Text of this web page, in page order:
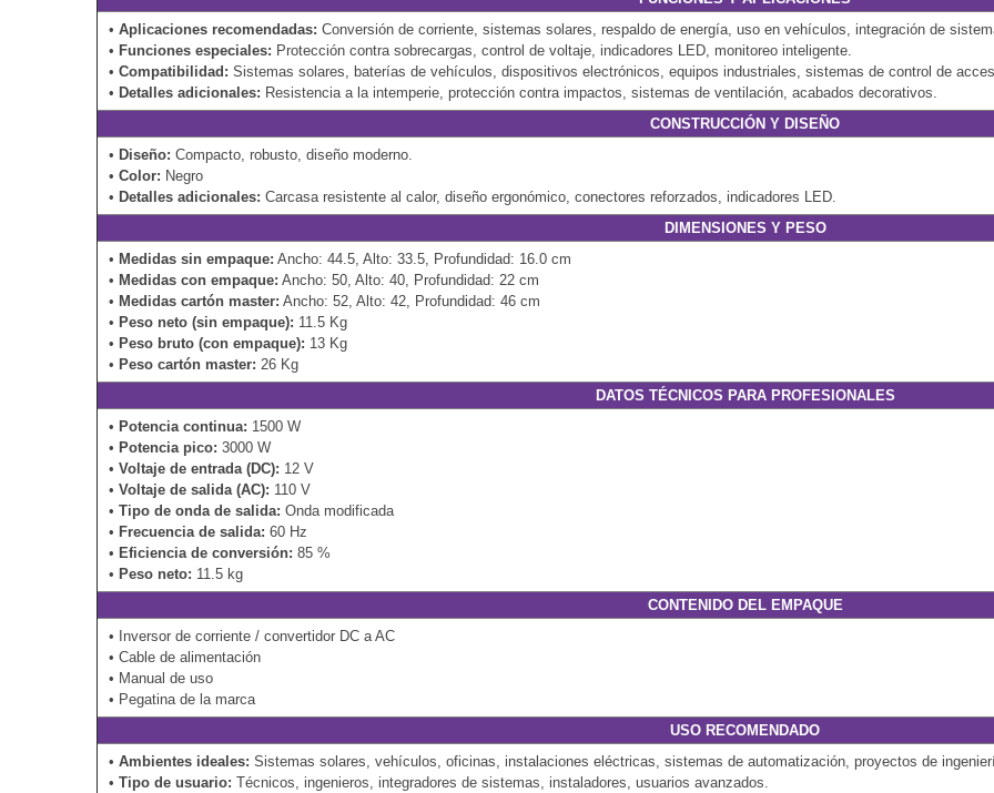
•Aplicaciones recomendadas: Conversión de corriente, sistemas solares, respaldo de energía, uso en vehículos, integración de
• Funciones especiales: Protección contra sobrecargas, control de voltaje, indicadores LED, monitoreo inteligente.
•Compatibilidad: Sistemas solares, baterías de vehículos, dispositivos electrónicos, equipos industriales, sistemas de control de
• Detalles adicionales: Resistencia a la intemperie, protección contra impactos, sistemas de ventilación, acabados decorativos.
CONSTRUCCIÓN Y DISEÑO
• Diseño: Compacto, robusto, diseño moderno.
•Color: Negro
• Detalles adicionales: Carcasa resistente al calor, diseño ergonómico, conectores reforzados, indicadores LED.
DIMENSIONES Y PESO
• Medidas sin empaque: Ancho: 44.5, Alto: 33.5, Profundidad: 16.0 cm
• Medidas con empaque: Ancho: 50, Alto: 40, Profundidad: 22 cm
• Medidas cartón master: Ancho: 52, Alto: 42, Profundidad: 46 cm
• Peso neto (sin empaque): 11.5 Kg
• Peso bruto (con empaque): 13 Kg
• Peso cartón master: 26 Kg
DATOS TÉCNICOS PARA PROFESIONALES
• Potencia continua: 1500 W
• Potencia pico: 3000 W
•Voltaje de entrada (DC): 12 V
•Voltaje de salida (AC): 110 V
•Tipo de onda de salida: Onda modificada
• Frecuencia de salida: 60 Hz
• Eficiencia de conversión: 85 %
• Peso neto: 11.5 kg
CONTENIDO DEL EMPAQUE
• Inversor de corriente / convertidor DC a AC
• Cable de alimentación
• Manual de uso
• Pegatina de la marca
USO RECOMENDADO
•Ambientes ideales: Sistemas solares, vehículos, oficinas, instalaciones eléctricas, sistemas de automatización, proyectos de
•Tipo de usuario: Técnicos, ingenieros, integradores de sistemas, instaladores, usuarios avanzados.